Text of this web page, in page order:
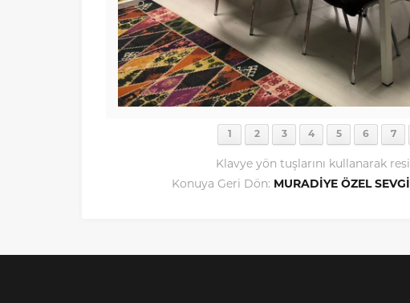
1 2 3 4 5 6 7
Klavye yön tuşlarını kullanarak
Konuya Geri Dön: MURADİYE ÖZEL